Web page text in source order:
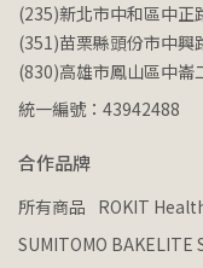
(235)新北市中和區中正
(351)苗栗縣頭份市中興
(830)高雄市鳳山區中崙
統一編號：43942488
合作品牌
所有商品 ROKIT
SUMITOMO